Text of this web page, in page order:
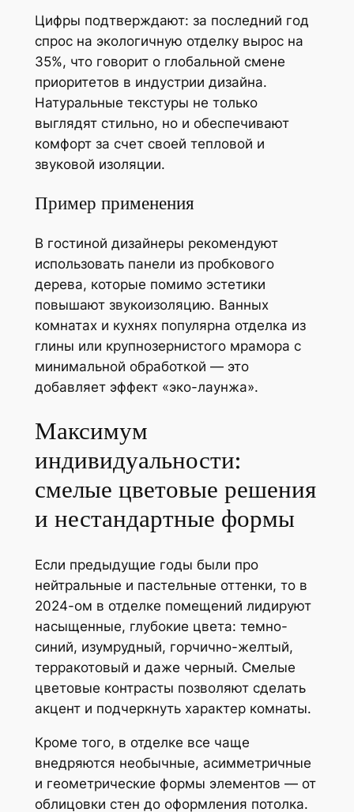
Цифры подтверждают: за последний год
спрос на экологичную отделку вырос на
35%, что говорит о глобальной смене
приоритетов в индустрии дизайна.
Натуральные текстуры не только
выглядят стильно, но и обеспечивают
комфорт за счет своей тепловой и
звуковой изоляции.
Пример применения
В гостиной дизайнеры рекомендуют
использовать панели из пробкового
дерева, которые помимо эстетики
повышают звукоизоляцию. Ванных
комнатах и кухнях популярна отделка из
глины или крупнозернистого мрамора с
минимальной обработкой — это
добавляет эффект «эко-лаунжа».
Максимум
индивидуальности:
смелые цветовые решения
и нестандартные формы
Если предыдущие годы были про
нейтральные и пастельные оттенки, то в
2024-ом в отделке помещений лидируют
насыщенные, глубокие цвета: темно-
синий, изумрудный, горчично-желтый,
терракотовый и даже черный. Смелые
цветовые контрасты позволяют сделать
акцент и подчеркнуть характер комнаты.
Кроме того, в отделке все чаще
внедряются необычные, асимметричные
и геометрические формы элементов — от
облицовки стен до оформления потолка.